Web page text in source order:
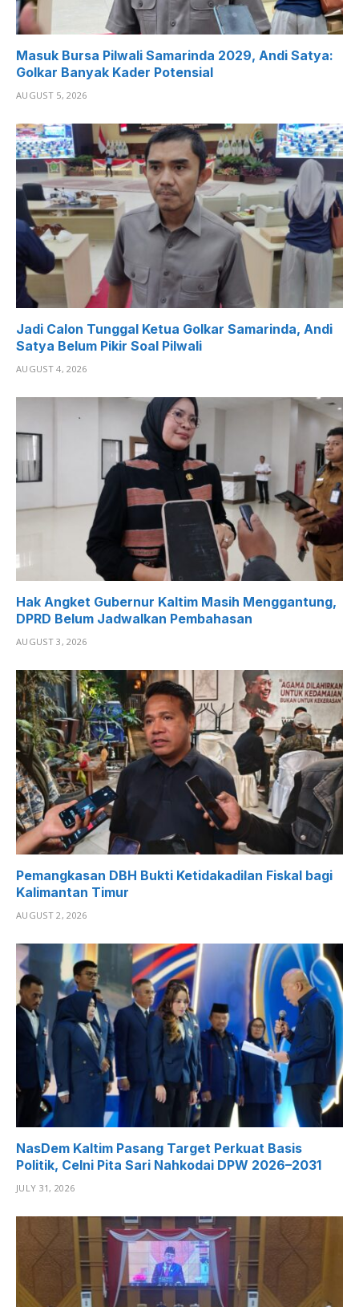
Masuk Bursa Pilwali Samarinda 2029, Andi Satya:
Golkar Banyak Kader Potensial
AUGUST 5, 2026
Jadi Calon Tunggal Ketua Golkar Samarinda, Andi
Satya Belum Pikir Soal Pilwali
AUGUST 4, 2026
Hak Angket Gubernur Kaltim Masih Menggantung,
DPRD Belum Jadwalkan Pembahasan
AUGUST 3, 2026
Pemangkasan DBH Bukti Ketidakadilan Fiskal bagi
Kalimantan Timur
AUGUST 2, 2026
NasDem Kaltim Pasang Target Perkuat Basis
Politik, Celni Pita Sari Nahkodai DPW 2026–2031
JULY 31, 2026